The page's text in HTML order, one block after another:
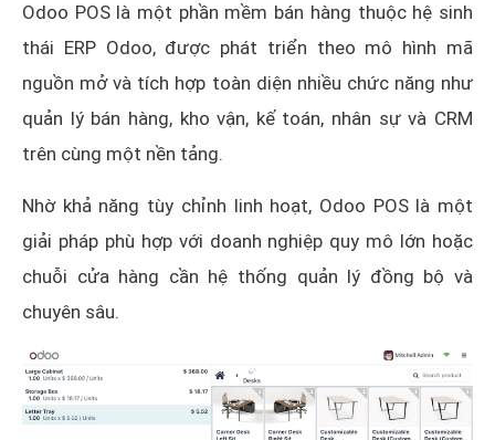
Odoo POS là một phần mềm bán hàng thuộc hệ sinh
thái ERP Odoo, được phát triển theo mô hình mã
nguồn mở và tích hợp toàn diện nhiều chức năng như
quản lý bán hàng, kho vận, kế toán, nhân sự và CRM
trên cùng một nền tảng.
Nhờ khả năng tùy chỉnh linh hoạt, Odoo POS là một
giải pháp phù hợp với doanh nghiệp quy mô lớn hoặc
chuỗi cửa hàng cần hệ thống quản lý đồng bộ và
chuyên sâu.